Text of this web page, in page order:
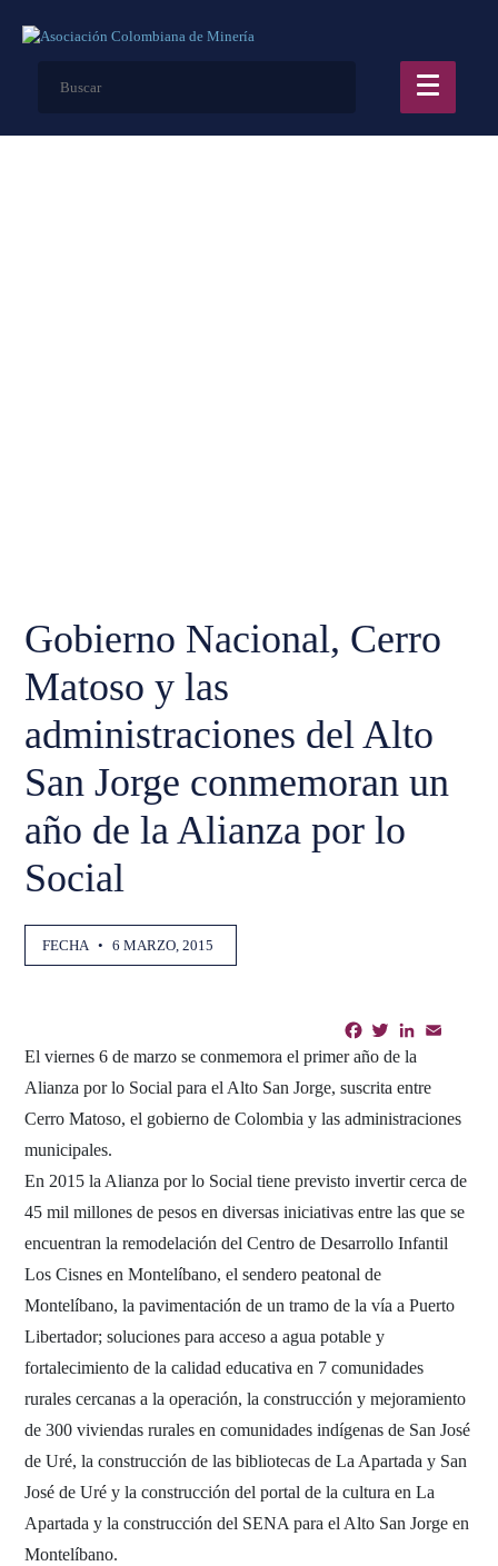
Gobierno Nacional, Cerro
Matoso y las
administraciones del Alto
San Jorge conmemoran un
año de la Alianza por lo
Social
FECHA • 6 MARZO, 2015
FacebookTwitterLinkedIn
El viernes 6 de marzo se conmemora el primer año de la
Alianza por lo Social para el Alto San Jorge, suscrita entre
Cerro Matoso, el gobierno de Colombia y las administraciones
municipales.
En 2015 la Alianza por lo Social tiene previsto invertir cerca de
45 mil millones de pesos en diversas iniciativas entre las que se
encuentran la remodelación del Centro de Desarrollo Infantil
Los Cisnes en Montelíbano, el sendero peatonal de
Montelíbano, la pavimentación de un tramo de la vía a Puerto
Libertador; soluciones para acceso a agua potable y
fortalecimiento de la calidad educativa en 7 comunidades
rurales cercanas a la operación, la construcción y mejoramiento
de 300 viviendas rurales en comunidades indígenas de San José
de Uré, la construcción de las bibliotecas de La Apartada y San
José de Uré y la construcción del portal de la cultura en La
Apartada y la construcción del SENA para el Alto San Jorge en
Montelíbano.